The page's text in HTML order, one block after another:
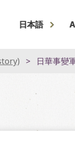
日本語
日華事變